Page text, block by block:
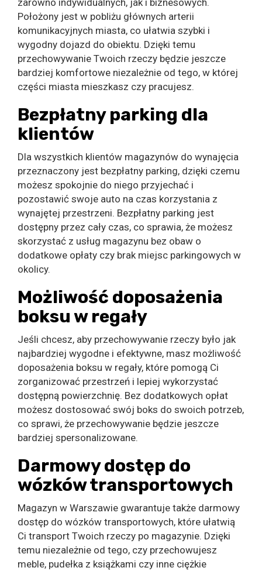
zarówno indywidualnych, jak i biznesowych.
Położony jest w pobliżu głównych arterii
komunikacyjnych miasta, co ułatwia szybki i
wygodny dojazd do obiektu. Dzięki temu
przechowywanie Twoich rzeczy będzie jeszcze
bardziej komfortowe niezależnie od tego, w której
części miasta mieszkasz czy pracujesz.
Bezpłatny parking dla
klientów
Dla wszystkich klientów magazynów do wynajęcia
przeznaczony jest bezpłatny parking, dzięki czemu
możesz spokojnie do niego przyjechać i
pozostawić swoje auto na czas korzystania z
wynajętej przestrzeni. Bezpłatny parking jest
dostępny przez cały czas, co sprawia, że możesz
skorzystać z usług magazynu bez obaw o
dodatkowe opłaty czy brak miejsc parkingowych w
okolicy.
Możliwość doposażenia
boksu w regały
Jeśli chcesz, aby przechowywanie rzeczy było jak
najbardziej wygodne i efektywne, masz możliwość
doposażenia boksu w regały, które pomogą Ci
zorganizować przestrzeń i lepiej wykorzystać
dostępną powierzchnię. Bez dodatkowych opłat
możesz dostosować swój boks do swoich potrzeb,
co sprawi, że przechowywanie będzie jeszcze
bardziej spersonalizowane.
Darmowy dostęp do
wózków transportowych
Magazyn w Warszawie gwarantuje także darmowy
dostęp do wózków transportowych, które ułatwią
Ci transport Twoich rzeczy po magazynie. Dzięki
temu niezależnie od tego, czy przechowujesz
meble, pudełka z książkami czy inne ciężkie